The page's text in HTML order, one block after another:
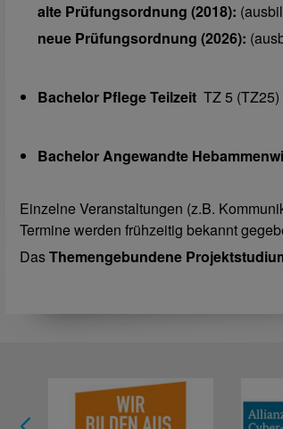
alte Prüfungsordnung (2018):
neue Prüfungsordnung (2026):
Bachelor Pflege Teilzeit TZ 5
Bachelor Angewandte
Einzelne Veranstaltungen (z.B.
Termine werden frühzeitig bekannt
DasThemengebundene